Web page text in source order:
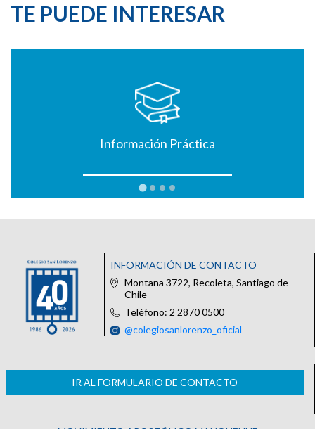
TE PUEDE INTERESAR
Información Práctica
INFORMACIÓN DE CONTACTO
Montana 3722, Recoleta, Santiago de
Chile
Teléfono: 2 2870 0500
@colegiosanlorenzo_oficial
IR AL FORMULARIO DE CONTACTO